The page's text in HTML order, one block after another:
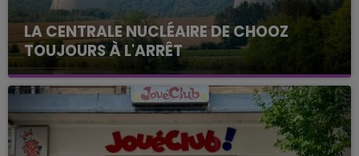
LA CENTRALE NUCLÉAIRE DE CHOOZ
TOUJOURS À L'ARRÊT
Cela fait déjà une semaine que la centrale
nucléaire ardennaise est à l'arrêt. Une situation
justifiée par la sécheresse intense qui est toujours
présente.